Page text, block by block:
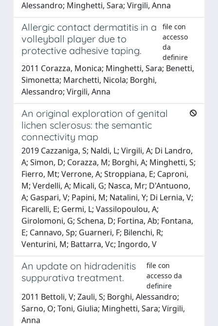
Alessandro; Minghetti, Sara; Virgili, Anna
Allergic contact dermatitis in a
volleyball player due to
protective adhesive taping.
file con
accesso
da
definire
2011 Corazza, Monica; Minghetti, Sara; Benetti,
Simonetta; Marchetti, Nicola; Borghi,
Alessandro; Virgili, Anna
An original exploration of genital
lichen sclerosus: the semantic
connectivity map
2019 Cazzaniga, S; Naldi, L; Virgili, A; Di Landro,
A; Simon, D; Corazza, M; Borghi, A; Minghetti, S;
Fierro, Mt; Verrone, A; Stroppiana, E; Caproni,
M; Verdelli, A; Micali, G; Nasca, Mr; D'Antuono,
A; Gaspari, V; Papini, M; Natalini, Y; Di Lernia, V;
Ficarelli, E; Germi, L; Vassilopoulou, A;
Girolomoni, G; Schena, D; Fortina, Ab; Fontana,
E; Cannavo, Sp; Guarneri, F; Bilenchi, R;
Venturini, M; Battarra, Vc; Ingordo, V
An update on hidradenitis
suppurativa treatment.
file con
accesso da
definire
2011 Bettoli, V; Zauli, S; Borghi, Alessandro;
Sarno, O; Toni, Giulia; Minghetti, Sara; Virgili,
Anna